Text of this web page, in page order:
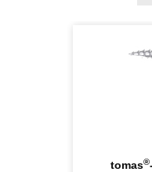
tomas®